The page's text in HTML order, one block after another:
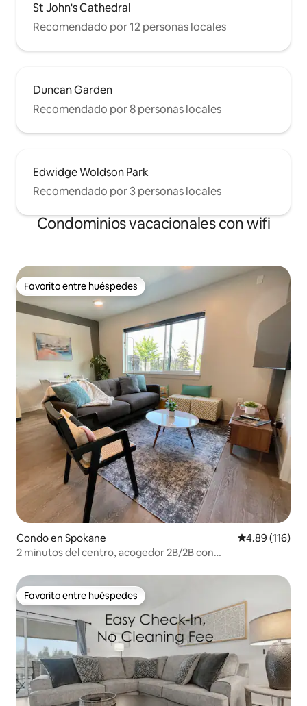
St John's Cathedral
Recomendado por 12 personas locales
Duncan Garden
Recomendado por 8 personas locales
Edwidge Woldson Park
Recomendado por 3 personas locales
Condominios vacacionales con wifi
Favorito entre huéspedes
Favorito entre huéspedes
Condo en Spokane Calificación
4.89 (116)
2 minutos del centro, acogedor 2B/2B con
Favorito entre huéspedes
Favorito entre huéspedes